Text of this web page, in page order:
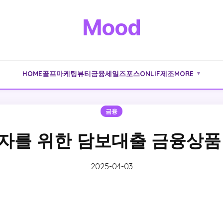
Mood
HOME골프마케팅뷰티금융세일즈포스ONLIF제조MORE ▼
금융
를 위한 담보대출 금융상
2025-04-03